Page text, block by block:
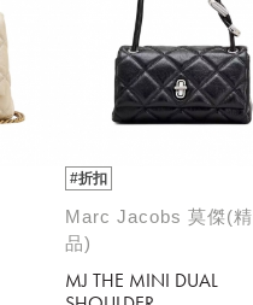
#折扣
Marc Jacobs 莫傑(精
品)
MJ THE MINI DUAL